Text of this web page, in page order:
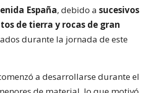
España, debido a sucesivos
de tierra y rocas de gran
durante la jornada de este
a desarrollarse durante el